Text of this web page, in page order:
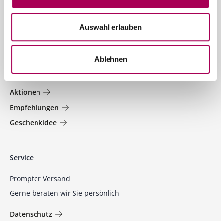
Auswahl erlauben
Ablehnen
Jetzt anmelden
Jetzt entdecken und profitieren!
Aktionen
Empfehlungen
Geschenkidee
Service
Prompter Versand
Gerne beraten wir Sie persönlich
Datenschutz